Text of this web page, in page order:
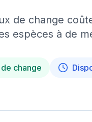
de change
espèces à de
change